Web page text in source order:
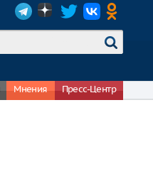
Мнения Пресс-Центр